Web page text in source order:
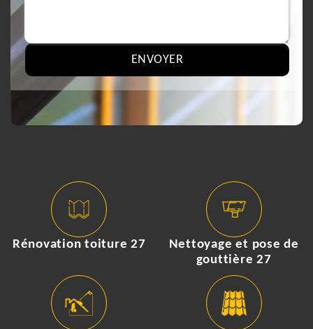
Rénovation toiture 27
Nettoyage et pose de
gouttière 27